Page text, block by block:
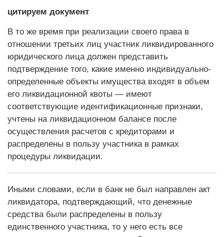
цитируем документ
В то же время при реализации своего права в
отношении третьих лиц участник ликвидированного
юридического лица должен представить
подтверждение того, какие именно индивидуально-
определенные объекты имущества входят в объем
его ликвидационной квоты — имеют
соответствующие идентификационные признаки,
учтены на ликвидационном балансе после
осуществления расчетов с кредиторами и
распределены в пользу участника в рамках
процедуры ликвидации.
Иными словами, если в банк не был направлен акт
ликвидатора, подтверждающий, что денежные
средства были распределены в пользу
единственного участника, то у него есть все